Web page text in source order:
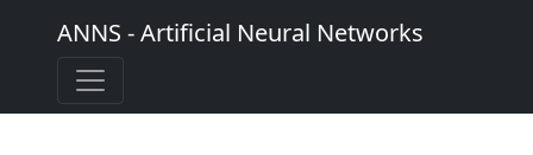
ANNS - Artificial Neural Networks